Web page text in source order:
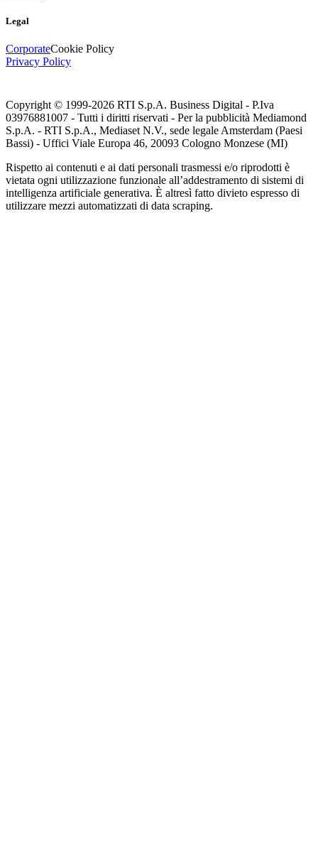
Legal
CorporateCookie Policy
Privacy Policy
Copyright © 1999-2026 RTI S.p.A. Business Digital - P.Iva
03976881007 - Tutti i diritti riservati - Per la pubblicità Mediamond
S.p.A. - RTI S.p.A., Mediaset N.V., sede legale Amsterdam (Paesi
Bassi) - Uffici Viale Europa 46, 20093 Cologno Monzese (MI)
Rispetto ai contenuti e ai dati personali trasmessi e/o riprodotti è
vietata ogni utilizzazione funzionale all’addestramento di sistemi di
intelligenza artificiale generativa. È altresì fatto divieto espresso di
utilizzare mezzi automatizzati di data scraping.